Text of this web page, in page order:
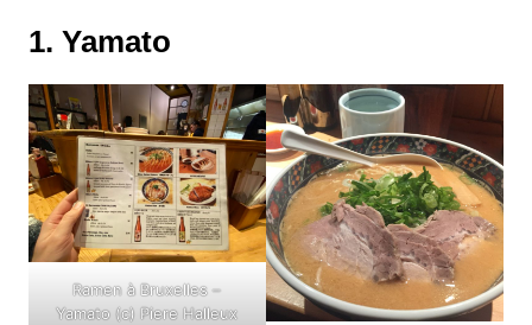
1. Yamato
Ramen à Bruxelles –
Yamato (c) Piere Halleux